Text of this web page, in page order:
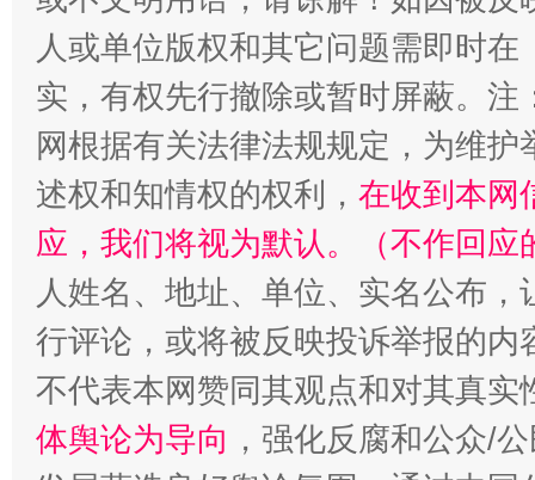
“蜀中异人”王建安的艺术幻境
人或单位版权和其它问题需即时在
实，有权先行撤除或暂时屏蔽。
网根据有关法律法规规定，为维
述权和知情权的权利， 在收到本网
应，我们将视为默认。（不作回应
人姓名、地址、单位、实名公布
行评论，或将被反映投诉举报的
不代表本网赞同其观点和对其真实
体舆论为导向 ，强化反腐和公众/